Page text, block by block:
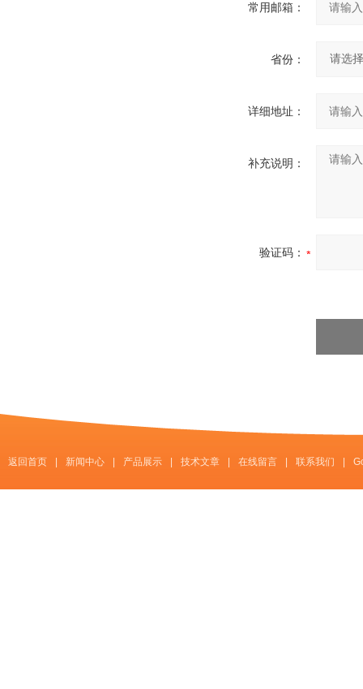
常用邮箱：
省份：
详细地址：
补充说明：
验证码：
返回首页 新闻中心 产品展示 技术文章 在线留言 联系我们